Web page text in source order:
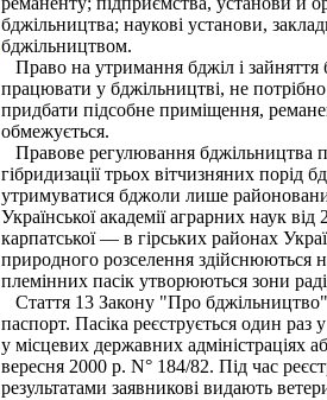
бджільництва; наукові установи,
бджільництвом.
Право на утримання бджіл і зайняття
працювати у бджільництві, не
придбати підсобне приміщення,
обмежується.
Правове регулювання бджільництва
гібридизації трьох вітчизняних порід
утримуватися бджоли лише
Української академії аграрних наук
карпатської — в гірських районах
природного розселення здійснюються
племінних пасік утворюються зони
Стаття 13 Закону "Про бджільництво"
паспорт. Пасіка реєструється один
у місцевих державних адміністраціях
вересня 2000 р. N° 184/82. Під час
результатами заявникові видають